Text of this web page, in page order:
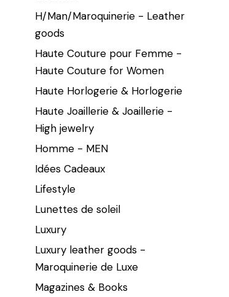
H/Man/Maroquinerie - Leather
goods
Haute Couture pour Femme -
Haute Couture for Women
Haute Horlogerie & Horlogerie
Haute Joaillerie & Joaillerie -
High jewelry
Homme - MEN
Idées Cadeaux
Lifestyle
Lunettes de soleil
Luxury
Luxury leather goods -
Maroquinerie de Luxe
Magazines & Books